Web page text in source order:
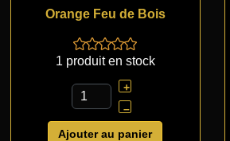
Orange Feu de Bois
1 produit en stock
+
–
Ajouter au panier